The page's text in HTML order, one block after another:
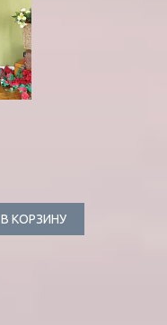
В КОРЗИНУ